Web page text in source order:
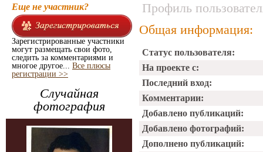
Еще не участник?
Зарегистрированные участники
могут размещать свои фото,
следить за комментариями и
многое другое... Все плюсы
регистрации >>
Случайная
фотография
Профиль
Общая информация:
Статус пользователя:
На проекте с:
Последний вход:
Комментарии:
Добавлено публикаций:
Добавлено фотографий:
Дополнено публикаций: